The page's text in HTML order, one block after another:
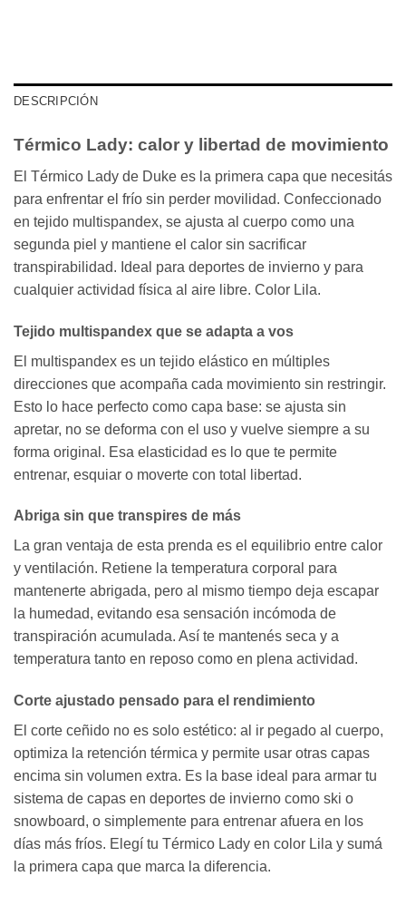
DESCRIPCIÓN
Térmico Lady: calor y libertad de movimiento
El Térmico Lady de Duke es la primera capa que necesitás
para enfrentar el frío sin perder movilidad. Confeccionado
en tejido multispandex, se ajusta al cuerpo como una
segunda piel y mantiene el calor sin sacrificar
transpirabilidad. Ideal para deportes de invierno y para
cualquier actividad física al aire libre. Color Lila.
Tejido multispandex que se adapta a vos
El multispandex es un tejido elástico en múltiples
direcciones que acompaña cada movimiento sin restringir.
Esto lo hace perfecto como capa base: se ajusta sin
apretar, no se deforma con el uso y vuelve siempre a su
forma original. Esa elasticidad es lo que te permite
entrenar, esquiar o moverte con total libertad.
Abriga sin que transpires de más
La gran ventaja de esta prenda es el equilibrio entre calor
y ventilación. Retiene la temperatura corporal para
mantenerte abrigada, pero al mismo tiempo deja escapar
la humedad, evitando esa sensación incómoda de
transpiración acumulada. Así te mantenés seca y a
temperatura tanto en reposo como en plena actividad.
Corte ajustado pensado para el rendimiento
El corte ceñido no es solo estético: al ir pegado al cuerpo,
optimiza la retención térmica y permite usar otras capas
encima sin volumen extra. Es la base ideal para armar tu
sistema de capas en deportes de invierno como ski o
snowboard, o simplemente para entrenar afuera en los
días más fríos. Elegí tu Térmico Lady en color Lila y sumá
la primera capa que marca la diferencia.